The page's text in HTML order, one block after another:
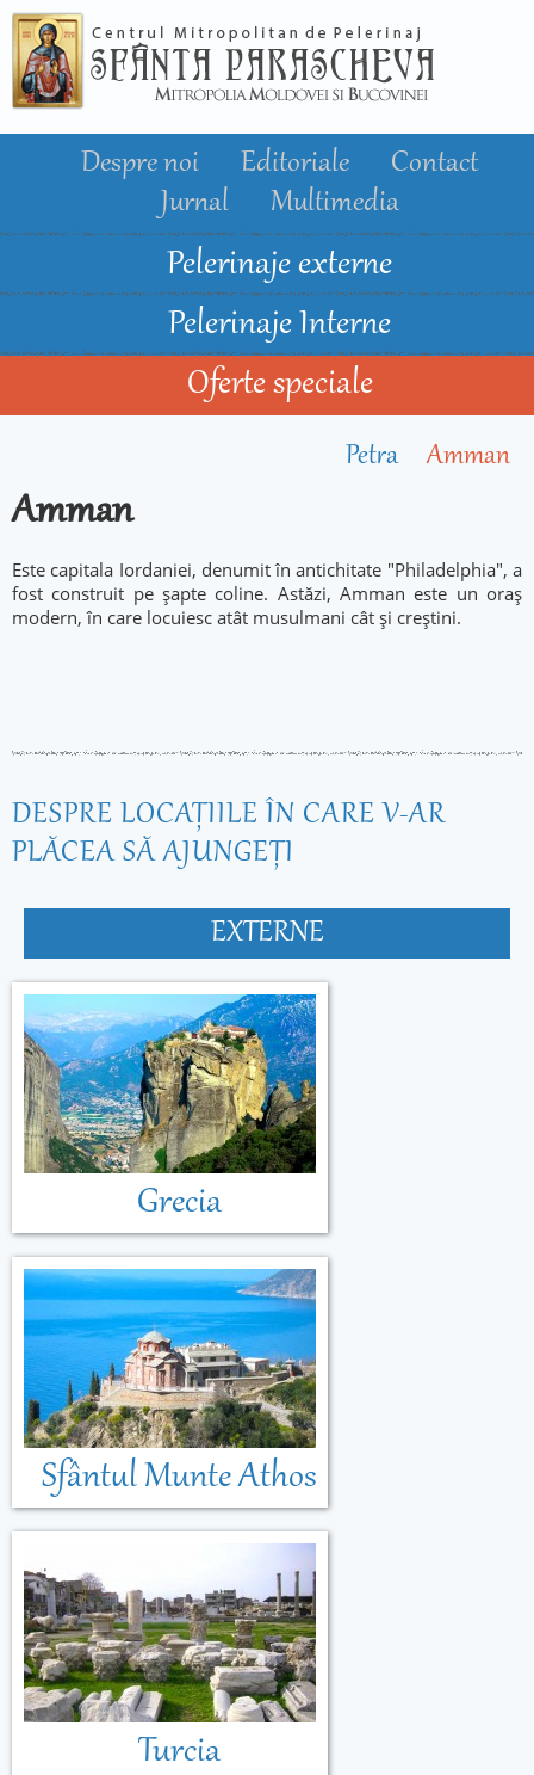
conţinutul
principal
Despre noi Editoriale
Contact
Jurnal
Multimedia
Pelerinaje externe
Pelerinaje Interne
Oferte speciale
Petra Amman
Amman
Este capitala Iordaniei, denumit în antichitate "Philadelphia", a
fost construit pe șapte coline. Astăzi, Amman este un oraș
modern, în care locuiesc atât musulmani cât și creștini.
DESPRE LOCAŢIILE ÎN CARE V-AR
PLĂCEA SĂ AJUNGEŢI
EXTERNE
Grecia
Sfântul Munte Athos
Turcia